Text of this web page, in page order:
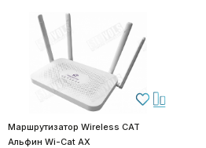
Маршрутизатор Wireless CAT
Альфин Wi-Cat AX